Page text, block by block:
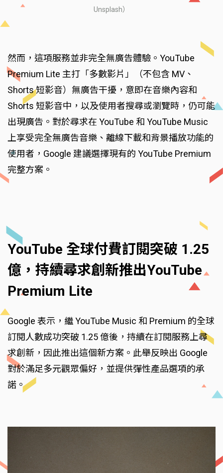
Unsplash）
然而，這項服務並非完全無廣告體驗。YouTube
Premium Lite 主打「多數影片」（不包含 MV、
Shorts 短影音）無廣告干擾，意即在音樂內容和
Shorts 短影音中，以及使用者搜尋或瀏覽時，仍可能
出現廣告。對於尋求在 YouTube 和 YouTube Music
上享受完全無廣告音樂、離線下載和背景播放功能的
使用者，Google 建議選擇現有的 YouTube Premium
完整方案。
YouTube 全球付費訂閱突破 1.25
億，持續尋求創新推出YouTube
Premium Lite
Google 表示，繼 YouTube Music 和 Premium 的全球
訂閱人數成功突破 1.25 億後，持續在訂閱服務上尋
求創新，因此推出這個新方案。此舉反映出 Google
對於滿足多元觀眾偏好，並提供彈性產品選項的承
諾。